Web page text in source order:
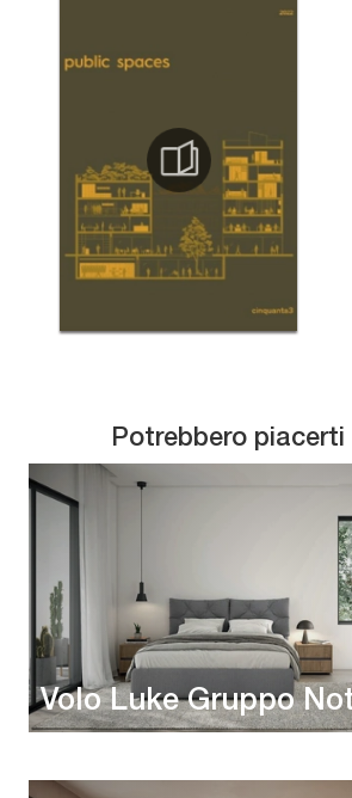
Potrebbero piacerti
Volo Luke Gruppo